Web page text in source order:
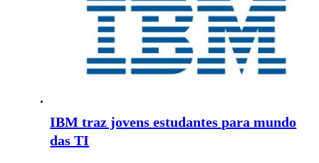
IBM traz jovens estudantes para mundo
das TI